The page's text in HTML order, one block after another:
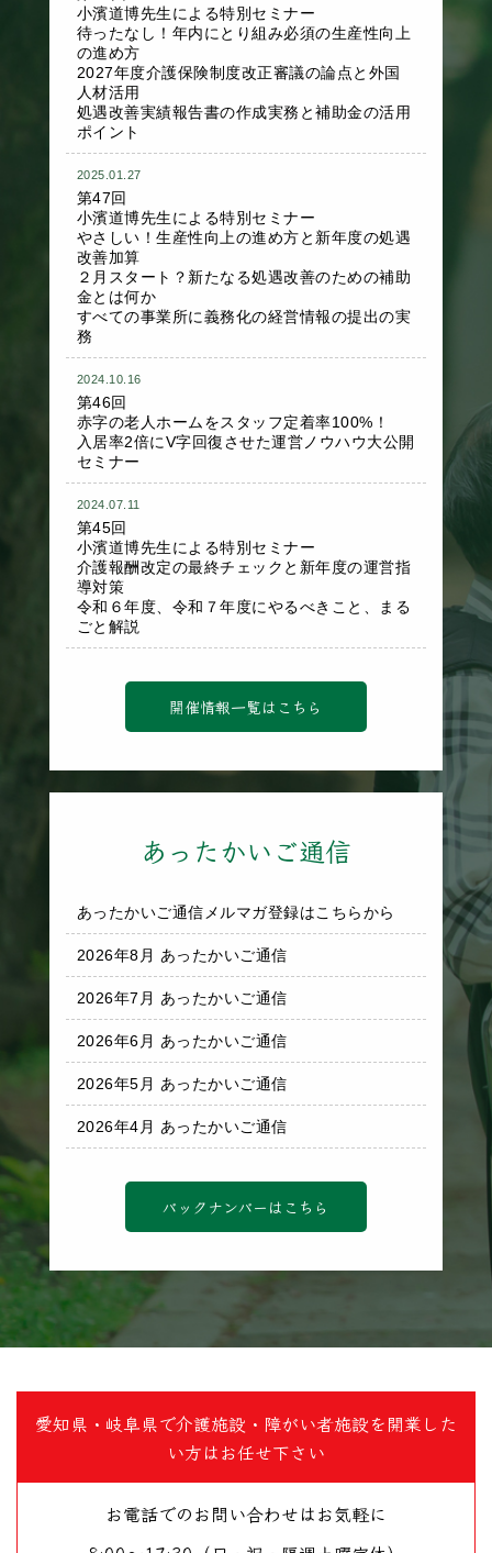
小濱道博先生による特別セミナー
待ったなし！年内にとり組み必須の生産性向上
の進め方
2027年度介護保険制度改正審議の論点と外国
人材活用
処遇改善実績報告書の作成実務と補助金の活用
ポイント
2025.01.27
第47回
小濱道博先生による特別セミナー
やさしい！生産性向上の進め方と新年度の処遇
改善加算
２月スタート？新たなる処遇改善のための補助
金とは何か
すべての事業所に義務化の経営情報の提出の実
務
2024.10.16
第46回
赤字の老人ホームをスタッフ定着率100%！
入居率2倍にV字回復させた運営ノウハウ大公開
セミナー
2024.07.11
第45回
小濱道博先生による特別セミナー
介護報酬改定の最終チェックと新年度の運営指
導対策
令和６年度、令和７年度にやるべきこと、まる
ごと解説
開催情報一覧はこちら
あったかいご通信
あったかいご通信メルマガ登録はこちらから
2026年8月 あったかいご通信
2026年7月 あったかいご通信
2026年6月 あったかいご通信
2026年5月 あったかいご通信
2026年4月 あったかいご通信
バックナンバーはこちら
愛知県・岐阜県で介護施設・障がい者施設を開業した
い方はお任せ下さい
お電話でのお問い合わせはお気軽に